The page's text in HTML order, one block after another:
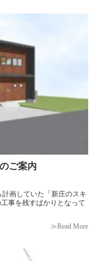
ご案内
≫Read More